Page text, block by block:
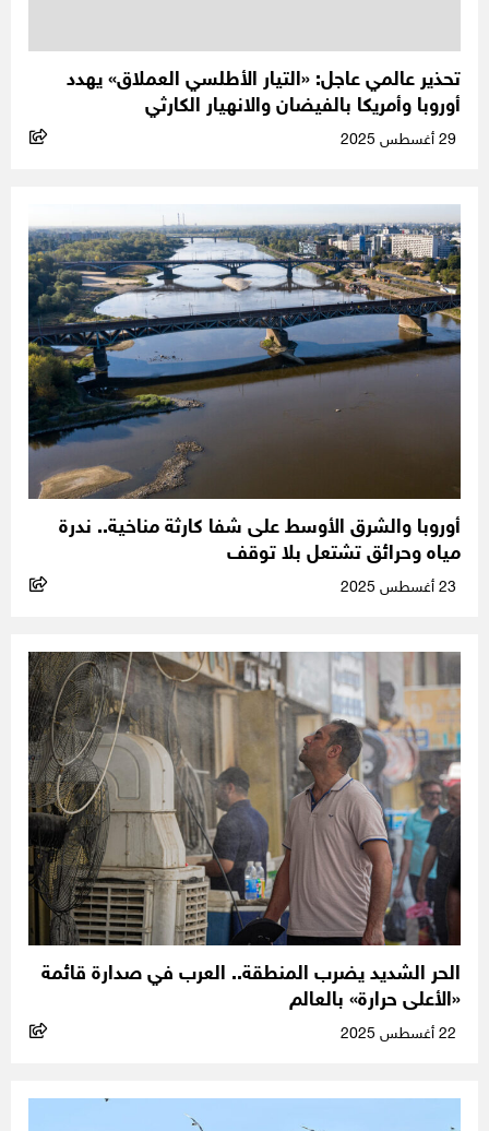
تحذير عالمي عاجل: «التيار الأطلسي العملاق» يهدد
أوروبا وأمريكا بالفيضان والانهيار الكارثي
أوروبا والشرق الأوسط على شفا كارثة مناخية.. ندرة
مياه وحرائق تشتعل بلا توقف
الحر الشديد يضرب المنطقة.. العرب في صدارة قائمة
«الأعلى حرارة» بالعالم